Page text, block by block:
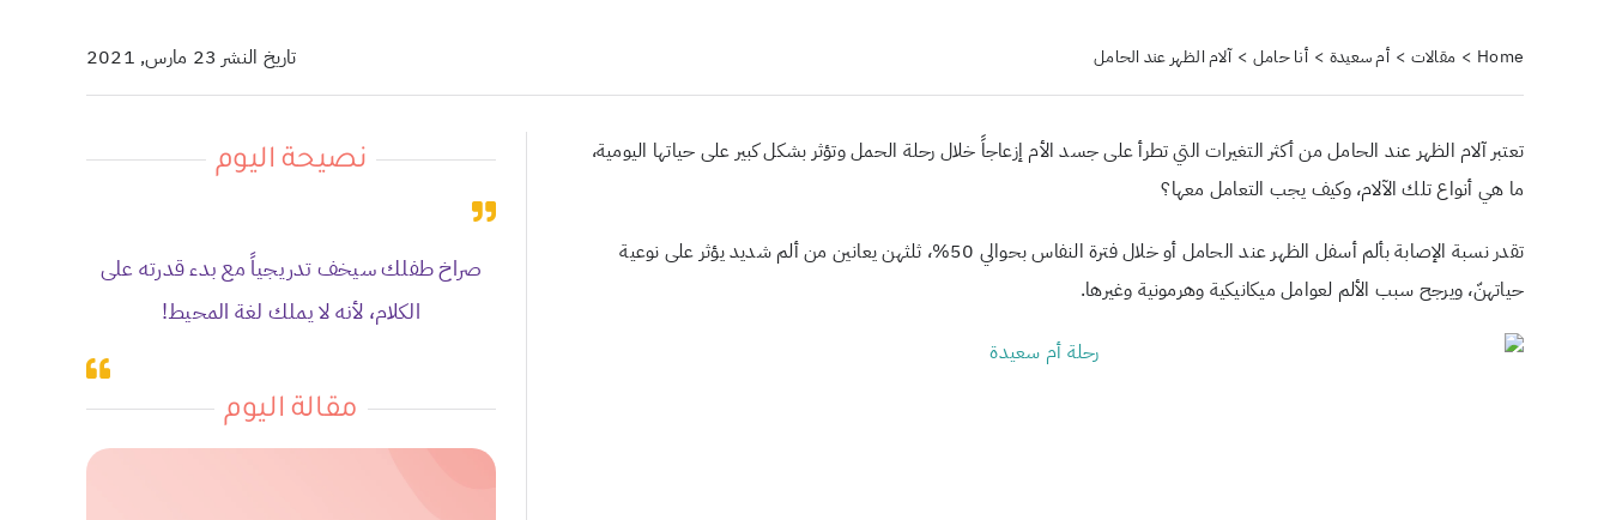
Home مقالات أم سعيدة أنا حامل آلام الظهر عند الحامل تاريخ النشر 23 مارس, 2021
تعتبر آلام الظهر عند الحامل من أكثر التغيرات التي تطرأ على جسد الأم إزعاجاً خلال رحلة الحمل وتؤثر بشكل كبير على حياتها اليومية،
ما هي أنواع تلك الآلام، وكيف يجب التعامل معها؟
تقدر نسبة الإصابة بألم أسفل الظهر عند الحامل أو خلال فترة النفاس بحوالي 50%، ثلثهن يعانين من ألم شديد يؤثر على نوعية
حياتهنّ، ويرجح سبب الألم لعوامل ميكانيكية وهرمونية وغيرها.
نصيحة اليوم
صراخ طفلك سيخف تدريجياً مع بدء قدرته على
الكلام، لأنه لا يملك لغة المحيط!
مقالة اليوم